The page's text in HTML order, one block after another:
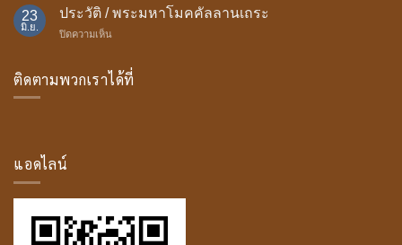
ถวาย
มา
23
มิ.ย.
ประวัติ / พระมหาโมคคัลลานเถระ
ปิดความเห็น
พระ
ติดตามพวกเราได้ที่
แอดไลน์